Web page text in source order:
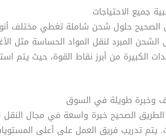
حلول شحن شاملة تغطي مختلف
الشحن المبرد لنقل المواد الحساسة مثل
الكبيرة من أبرز نقاط القوة، حيث
الصحيح خبرة واسعة في مجال النقل
يتم تدريب فريق العمل على أعلى المستويات